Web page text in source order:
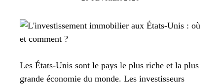
Les États-Unis sont le pays le plus riche et la plus
grande économie du monde. Les investisseurs